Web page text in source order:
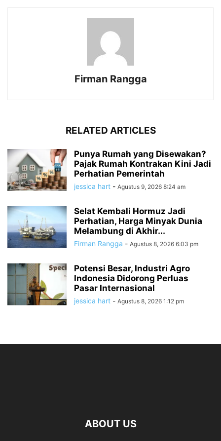
Firman Rangga
RELATED ARTICLES
Punya Rumah yang Disewakan?
Pajak Rumah Kontrakan Kini Jadi
Perhatian Pemerintah
jessica hart - Agustus 9, 2026 8:24 am
Selat Kembali Hormuz Jadi
Perhatian, Harga Minyak Dunia
Melambung di Akhir...
Firman Rangga - Agustus 8, 2026 6:03 pm
Potensi Besar, Industri Agro
Indonesia Didorong Perluas
Pasar Internasional
jessica hart - Agustus 8, 2026 1:12 pm
ABOUT US